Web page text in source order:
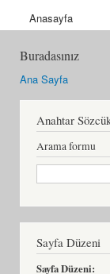
Anasayfa
Buradasınız
Ana Sayfa
Anahtar
Arama formu
Ara
Sayfa Düzeni
Sayfa Düzeni: